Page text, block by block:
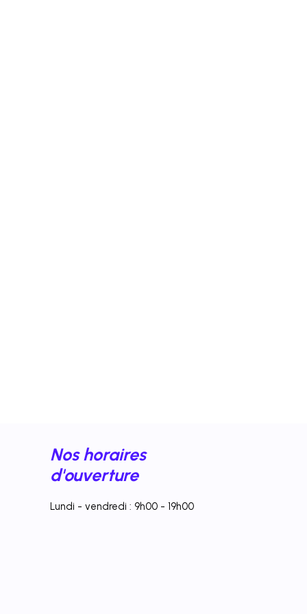
Nos horaires
d'ouverture
Lundi - vendredi : 9h00 - 19h00